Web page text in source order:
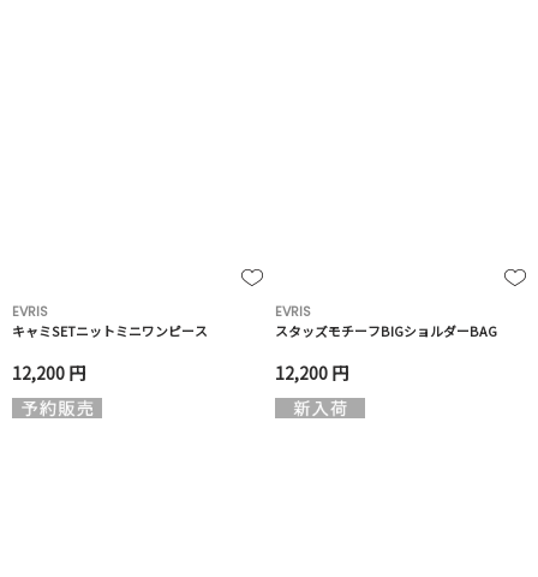
EVRIS
キャミSETニットミニワンピース
12,200 円
EVRIS
スタッズモチーフBIGショルダーBAG
12,200 円